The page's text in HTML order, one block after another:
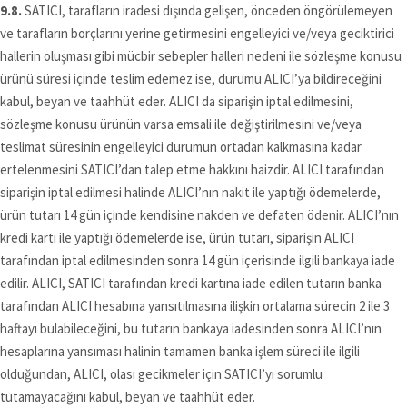
9.8.SATICI, tarafların iradesi dışında gelişen, önceden öngörülemeyen
ve tarafların borçlarını yerine getirmesini engelleyici ve/veya geciktirici
hallerin oluşması gibi mücbir sebepler halleri nedeni ile sözleşme konusu
ürünü süresi içinde teslim edemez ise, durumu ALICI’ya bildireceğini
kabul, beyan ve taahhüt eder. ALICI da siparişin iptal edilmesini,
sözleşme konusu ürünün varsa emsali ile değiştirilmesini ve/veya
teslimat süresinin engelleyici durumun ortadan kalkmasına kadar
ertelenmesini SATICI’dan talep etme hakkını haizdir. ALICI tarafından
siparişin iptal edilmesi halinde ALICI’nın nakit ile yaptığı ödemelerde,
ürün tutarı 14 gün içinde kendisine nakden ve defaten ödenir. ALICI’nın
kredi kartı ile yaptığı ödemelerde ise, ürün tutarı, siparişin ALICI
tarafından iptal edilmesinden sonra 14 gün içerisinde ilgili bankaya iade
edilir. ALICI, SATICI tarafından kredi kartına iade edilen tutarın banka
tarafından ALICI hesabına yansıtılmasına ilişkin ortalama sürecin 2 ile 3
haftayı bulabileceğini, bu tutarın bankaya iadesinden sonra ALICI’nın
hesaplarına yansıması halinin tamamen banka işlem süreci ile ilgili
olduğundan, ALICI, olası gecikmeler için SATICI’yı sorumlu
tutamayacağını kabul, beyan ve taahhüt eder.